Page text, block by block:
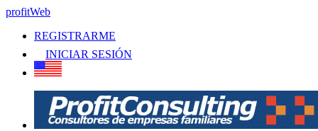
profitWeb
REGISTRARME
INICIAR SESIÓN